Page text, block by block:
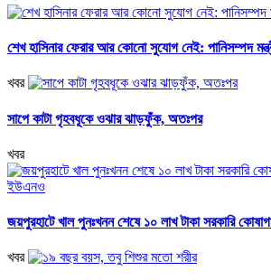
শেখ হাসিনার ফেরার আর কোনো সুযোগ নেই: পানিসম্পদ
খবর
সাপে কাটা গৃহবধূকে ওঝার ঝাড়ফুঁক, অতঃপর
খবর
জয়পুরহাটে খাল পুনঃখনন শেষে ১০ লাখ টাকা সরকারি
খবর